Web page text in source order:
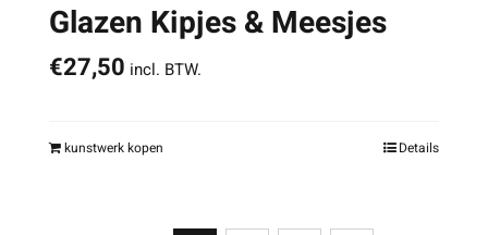
Glazen Kipjes & Meesjes
€27,50 incl. BTW.
kunstwerk kopen Details